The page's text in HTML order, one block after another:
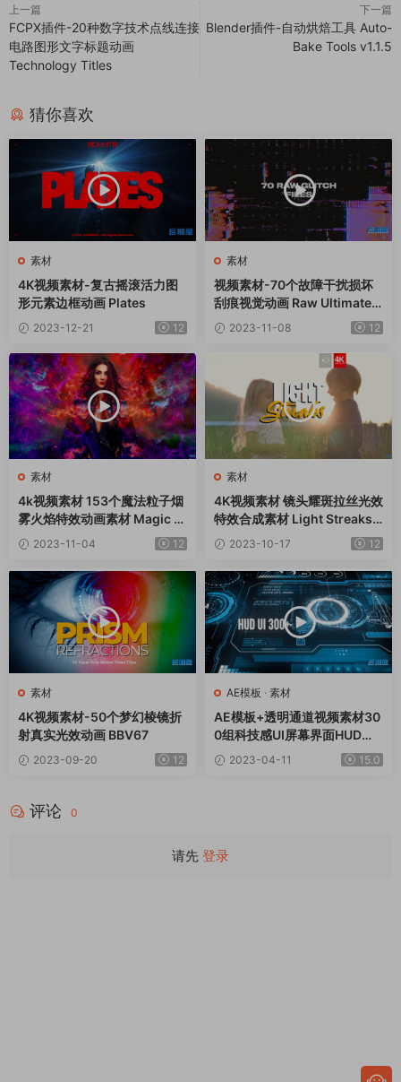
上一篇
FCPX插件-20种数字技术点线连接
电路图形文字标题动画
Technology Titles
下一篇
Blender插件-自动烘焙工具 Auto-
Bake Tools v1.1.5
猜你喜欢
素材
4K视频素材-复古摇滚活力图
形元素边框动画 Plates
2023-12-21 12
素材
视频素材-70个故障干扰损坏
刮痕视觉动画 Raw Ultimate
Glitches
2023-11-08 12
素材
4k视频素材 153个魔法粒子烟
雾火焰特效动画素材 Magic S
pell BBV48
2023-11-04 12
素材
4K视频素材 镜头耀斑拉丝光效
特效合成素材 Light Streaks B
BV322023-10-17 12
素材
4K视频素材-50个梦幻棱镜折
射真实光效动画 BBV67
2023-09-20 12
AE模板 · 素材
AE模板+透明通道视频素材30
0组科技感UI屏幕界面HUD图
形元素动画
2023-04-11 15.0
评论 0
请先 登录